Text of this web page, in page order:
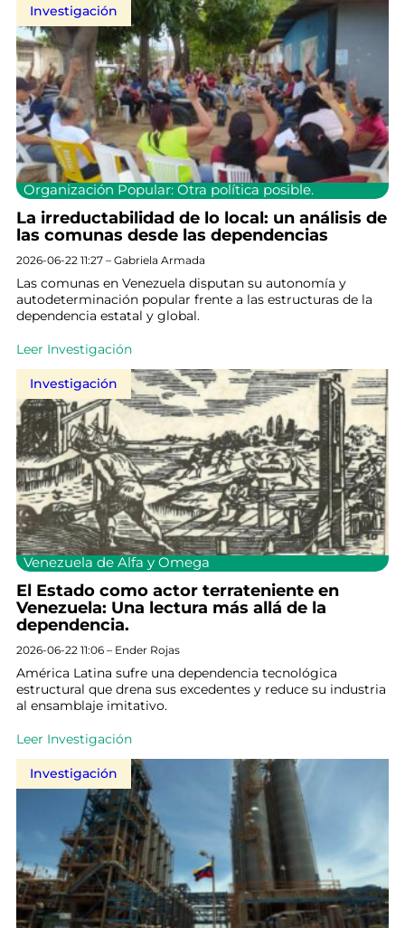
Investigación
Organización Popular: Otra política posible.
La irreductabilidad de lo local: un análisis de
las comunas desde las dependencias
2026-06-22 11:27 – Gabriela Armada
Las comunas en Venezuela disputan su autonomía y
autodeterminación popular frente a las estructuras de la
dependencia estatal y global.
Leer Investigación
Investigación
Venezuela de Alfa y Omega
El Estado como actor terrateniente en
Venezuela: Una lectura más allá de la
dependencia.
2026-06-22 11:06 – Ender Rojas
América Latina sufre una dependencia tecnológica
estructural que drena sus excedentes y reduce su industria
al ensamblaje imitativo.
Leer Investigación
Investigación